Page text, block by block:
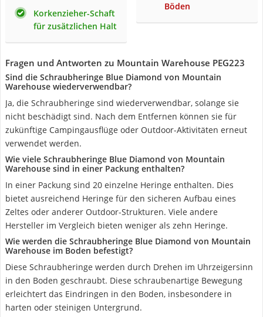
Korkenzieher-Schaft
für zusätzlichen Halt
Böden
Fragen und Antworten zu Mountain Warehouse PEG223
Sind die Schraubheringe Blue Diamond von Mountain
Warehouse wiederverwendbar?
Ja, die Schraubheringe sind wiederverwendbar, solange sie
nicht beschädigt sind. Nach dem Entfernen können sie für
zukünftige Campingausflüge oder Outdoor-Aktivitäten erneut
verwendet werden.
Wie viele Schraubheringe Blue Diamond von Mountain
Warehouse sind in einer Packung enthalten?
In einer Packung sind 20 einzelne Heringe enthalten. Dies
bietet ausreichend Heringe für den sicheren Aufbau eines
Zeltes oder anderer Outdoor-Strukturen. Viele andere
Hersteller im Vergleich bieten weniger als zehn Heringe.
Wie werden die Schraubheringe Blue Diamond von Mountain
Warehouse im Boden befestigt?
Diese Schraubheringe werden durch Drehen im Uhrzeigersinn
in den Boden geschraubt. Diese schraubenartige Bewegung
erleichtert das Eindringen in den Boden, insbesondere in
harten oder steinigen Untergrund.